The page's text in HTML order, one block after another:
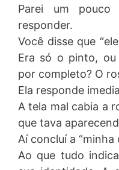
Parei um pouco
responder.
Você disse que
Era só o pinto, ou
por completo? O
Ela responde
A tela mal cabia a
que tava
Aí concluí a “minha
Ao que tudo